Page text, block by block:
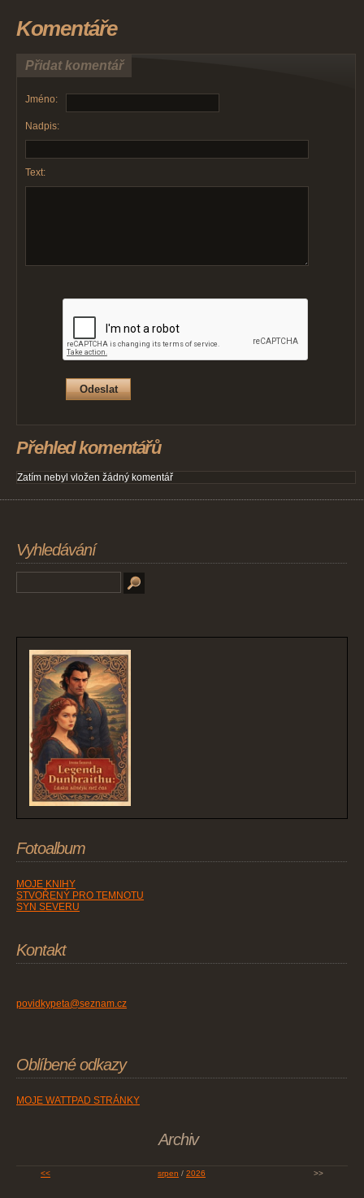
Komentáře
Přidat komentář
Jméno:
Nadpis:
Text:
Přehled komentářů
Zatím nebyl vložen žádný komentář
Vyhledávání
Fotoalbum
MOJE KNIHY
STVOŘENÝ PRO TEMNOTU
SYN SEVERU
Kontakt
povidkypeta@seznam.cz
Oblíbené odkazy
MOJE WATTPAD STRÁNKY
Archiv
<< srpen / 2026 >>